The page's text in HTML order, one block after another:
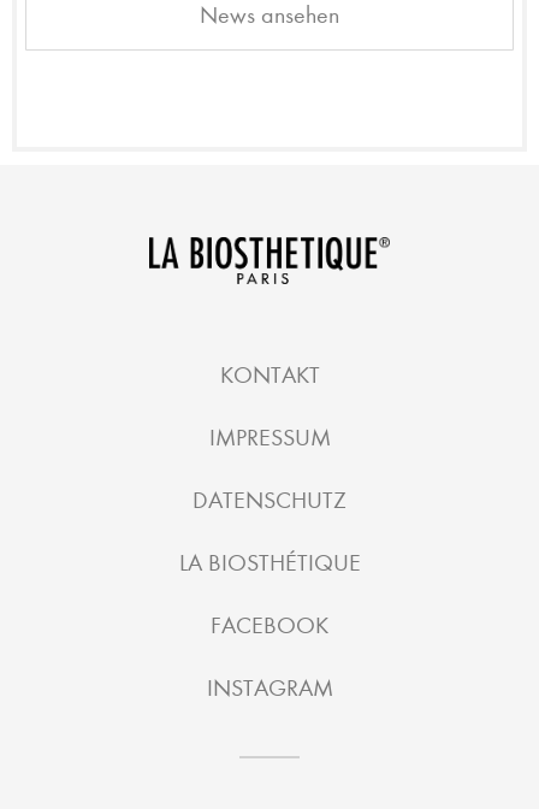
News ansehen
KONTAKT
IMPRESSUM
DATENSCHUTZ
LA BIOSTHÉTIQUE
FACEBOOK
INSTAGRAM